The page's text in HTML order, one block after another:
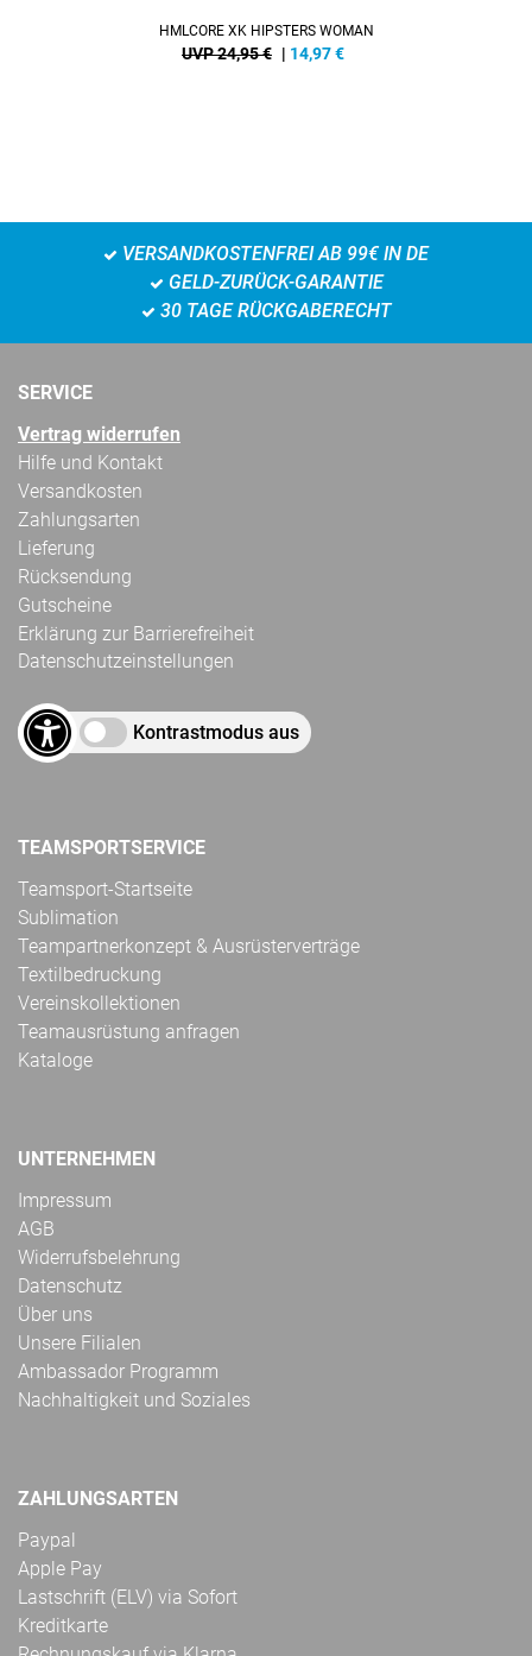
HMLCORE XK HIPSTERS WOMAN
UVP 24,95 € | 14,97€
VERSANDKOSTENFREI AB 99€ IN DE
GELD-ZURÜCK-GARANTIE
30 TAGE RÜCKGABERECHT
SERVICE
Vertrag widerrufen
Hilfe und Kontakt
Versandkosten
Zahlungsarten
Lieferung
Rücksendung
Gutscheine
Erklärung zur Barrierefreiheit
Datenschutzeinstellungen
Kontrastmodus aus
TEAMSPORTSERVICE
Teamsport-Startseite
Sublimation
Teampartnerkonzept & Ausrüsterverträge
Textilbedruckung
Vereinskollektionen
Teamausrüstung anfragen
Kataloge
UNTERNEHMEN
Impressum
AGB
Widerrufsbelehrung
Datenschutz
Über uns
Unsere Filialen
Ambassador Programm
Nachhaltigkeit und Soziales
ZAHLUNGSARTEN
Paypal
Apple Pay
Lastschrift (ELV) via Sofort
Kreditkarte